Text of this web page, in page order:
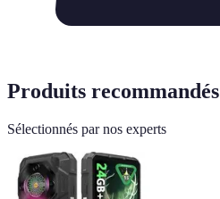
Produits recommandés
Sélectionnés par nos experts